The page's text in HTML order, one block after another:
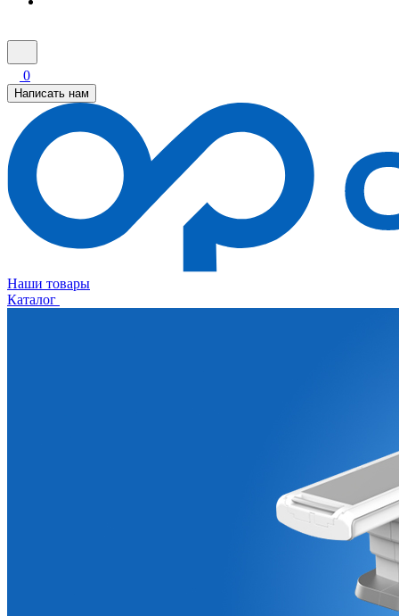
0
Написать нам
Наши товары
Каталог